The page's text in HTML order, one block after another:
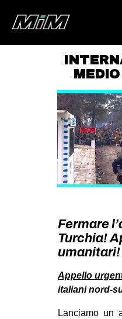
GAZA
CSOA
Fermare
Turchia!
umanitari!
Appello
italiani nord-
Lanciamo un